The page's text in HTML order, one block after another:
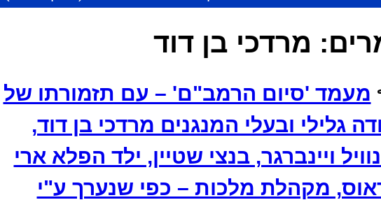
מרדכי בן דוד
מעמד 'סיום הרמב"ם' – עם תזמורתו של
גלילי ובעלי המנגנים מרדכי בן דוד,
ויינברגר, בנצי שטיין, ילד הפלא ארי
מקהלת מלכות – כפי שנערך ע"י